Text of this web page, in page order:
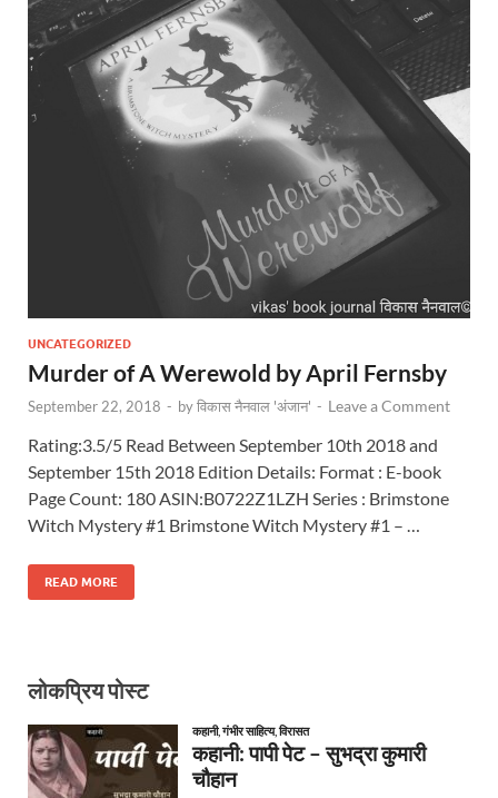
UNCATEGORIZED
Murder of A Werewold by April Fernsby
September 22, 2018 - byविकास नैनवाल 'अंजान' - Leave a Comment
Rating:3.5/5 Read Between September 10th 2018 and
September 15th 2018 Edition Details: Format : E-book
Page Count: 180 ASIN:B0722Z1LZH Series : Brimstone
Witch Mystery #1 Brimstone Witch Mystery #1 – …
READ MORE
लोकप्रिय पोस्ट